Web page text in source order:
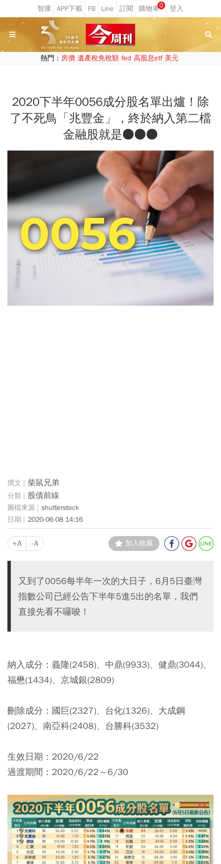
0
熱門： 房價 遺產稅免稅額 fed 高股息etf 美元
2020下半年0056成分股名單出爐！除
了不死鳥「兆豐金」，終於納入第二檔
金融股就是●●●
柴鼠兄弟
股債前線
shutterstock
2020-06-08 14:16
+A -A 加入收藏
又到了0056每半年一次的大日子，6月5日臺灣
指數公司已經公告下半年5進5出的名單，我們
直接先看不囉唆！
納入成分：義隆(2458)、中鼎(9933)、健鼎(3044)、
福懋(1434)、京城銀(2809)
刪除成分：國巨(2327)、台化(1326)、大成鋼
(2027)、南亞科(2408)、台勝科(3532)
生效日期：2020/6/22
過渡期間：2020/6/22～6/30